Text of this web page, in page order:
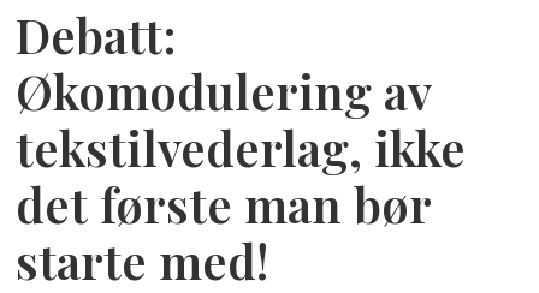
Debatt:
Økomodulering av
tekstilvederlag, ikke
det første man bør
starte med!